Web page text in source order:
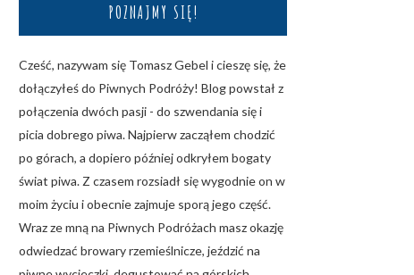
POZNAJMY SIĘ!
Cześć, nazywam się Tomasz Gebel i cieszę się, że
dołączyłeś do Piwnych Podróży! Blog powstał z
połączenia dwóch pasji - do szwendania się i
picia dobrego piwa. Najpierw zacząłem chodzić
po górach, a dopiero później odkryłem bogaty
świat piwa. Z czasem rozsiadł się wygodnie on w
moim życiu i obecnie zajmuje sporą jego część.
Wraz ze mną na Piwnych Podróżach masz okazję
odwiedzać browary rzemieślnicze, jeździć na